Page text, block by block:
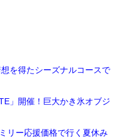
を得たシーズナルコースで
」開催！巨大かき氷オブジ
リー応援価格で行く夏休み